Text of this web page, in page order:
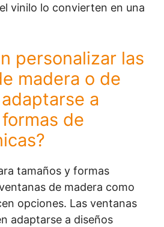
vinilo lo convierten en una
personalizar las
madera o de
a
de
tamaños y formas
de madera como
opciones. Las ventanas
adaptarse a diseños